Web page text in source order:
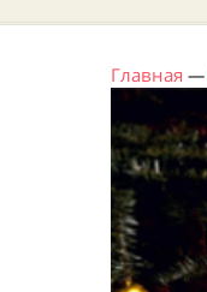
Главная —